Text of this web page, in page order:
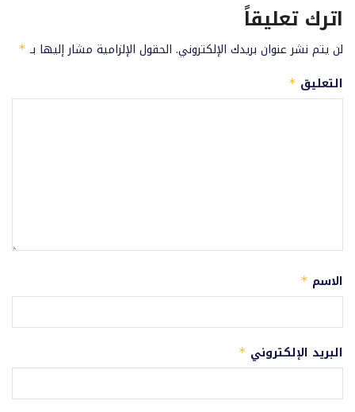
اترك تعليقاً
لن يتم نشر عنوان بريدك الإلكتروني. الحقول الإلزامية مشار إليها بـ *
التعليق *
الاسم *
البريد الإلكتروني *